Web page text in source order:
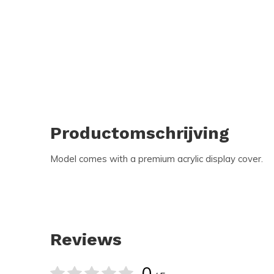
Productomschrijving
Model comes with a premium acrylic display cover.
Reviews